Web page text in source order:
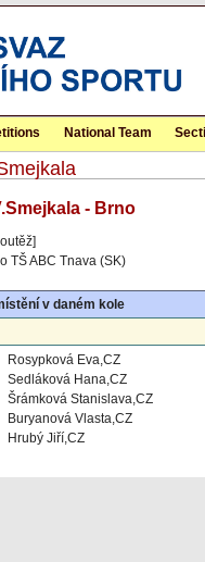
National Team
- Brno
TŠ ABC Tnava (SK)
v daném kole
Rosypková Eva,CZ
Sedláková Hana,CZ
Šrámková Stanislava,CZ
Buryanová Vlasta,CZ
Hrubý Jiří,CZ